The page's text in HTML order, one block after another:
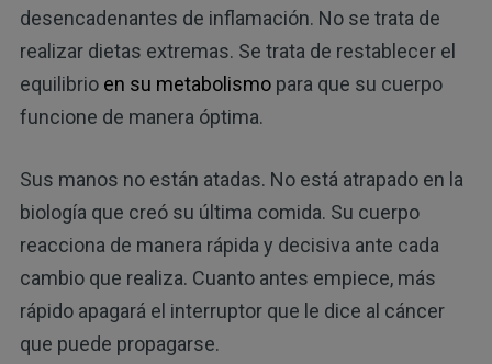
desencadenantes de inflamación. No se trata de
realizar dietas extremas. Se trata de restablecer el
equilibrio en su metabolismopara que su cuerpo
funcione de manera óptima.
Sus manos no están atadas. No está atrapado en la
biología que creó su última comida. Su cuerpo
reacciona de manera rápida y decisiva ante cada
cambio que realiza. Cuanto antes empiece, más
rápido apagará el interruptor que le dice al cáncer
que puede propagarse.